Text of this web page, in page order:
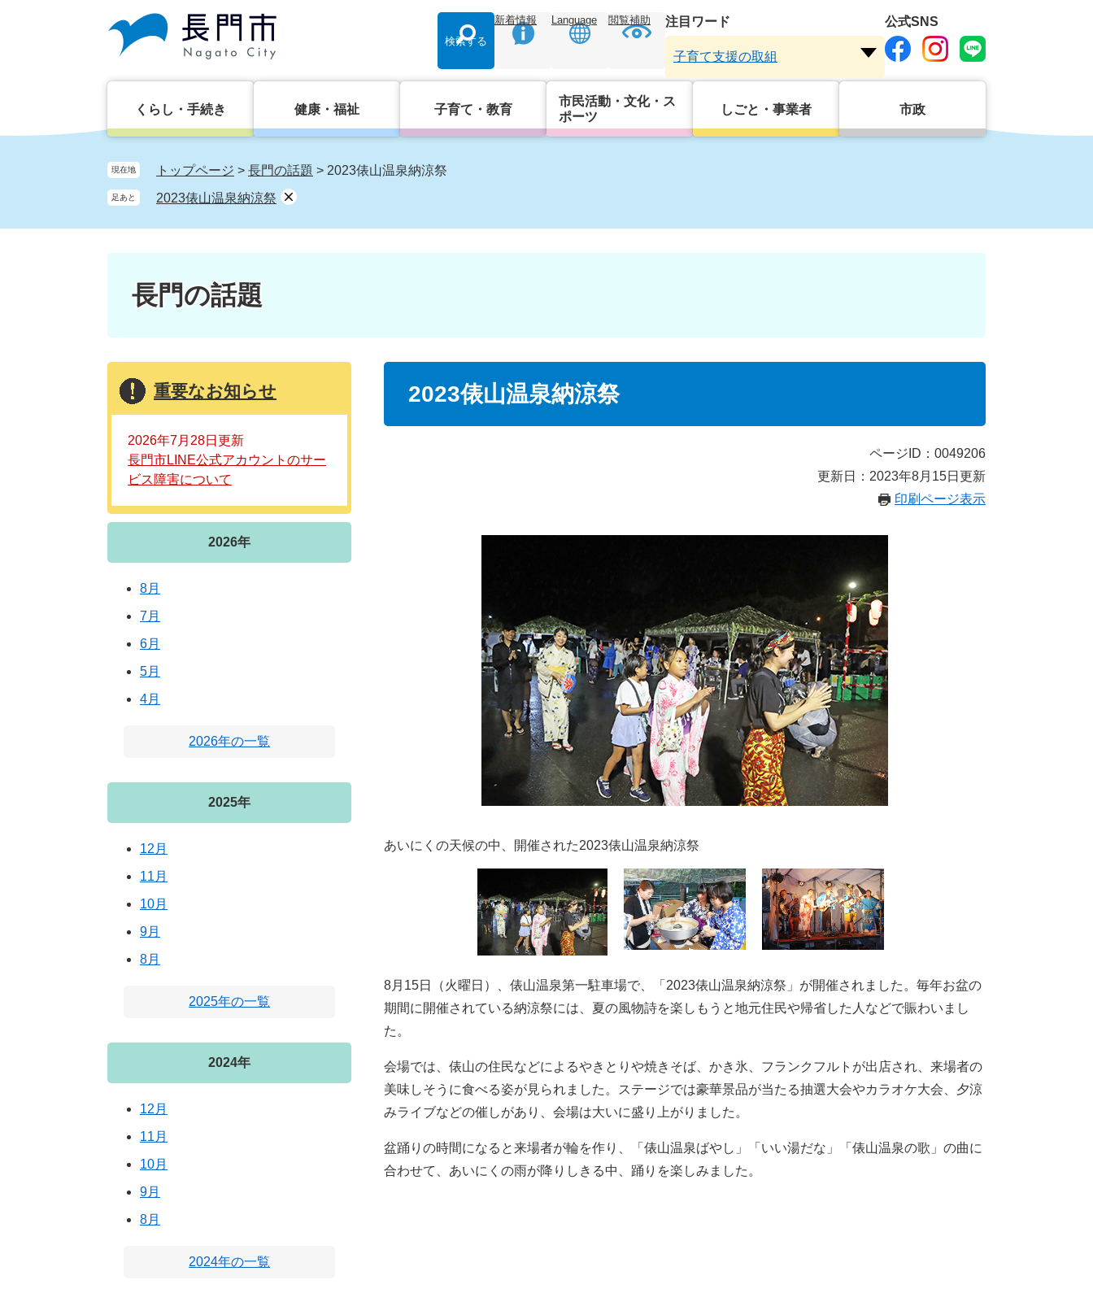
検索する
新着情報 Language 閲覧補助 注目ワード
ー
子育て支援の取組
公式SNS
くらし・手続き 健康・福祉 子育て・教育
市民活動・文化・ス
ポーツ
しごと・事業者 市政
現在地 トップページ > 長門の話題 > 2023俵山温泉納涼祭
足あと 2023俵山温泉納涼祭
長門の話題
2023俵山温泉納涼祭
ページID：0049206
更新日：2023年8月15日更新
印刷ページ表示
あいにくの天候の中、開催された2023俵山温泉納涼祭
8月15日（火曜日）、俵山温泉第一駐車場で、「2023俵山温泉納涼祭」が開催されました。毎年お盆の
期間に開催されている納涼祭には、夏の風物詩を楽しもうと地元住民や帰省した人などで賑わいまし
た。
会場では、俵山の住民などによるやきとりや焼きそば、かき氷、フランクフルトが出店され、来場者の
美味しそうに食べる姿が見られました。ステージでは豪華景品が当たる抽選大会やカラオケ大会、夕涼
みライブなどの催しがあり、会場は大いに盛り上がりました。
盆踊りの時間になると来場者が輪を作り、「俵山温泉ばやし」「いい湯だな」「俵山温泉の歌」の曲に
合わせて、あいにくの雨が降りしきる中、踊りを楽しみました。
重要なお知らせ
2026年7月28日更新
長門市LINE公式アカウントのサー
ビス障害について
2026年
8月
7月
6月
5月
4月
2026年の一覧
2025年
12月
11月
10月
9月
8月
2025年の一覧
2024年
12月
11月
10月
9月
8月
2024年の一覧